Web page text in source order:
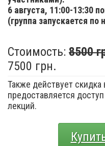
6 августа, 11:00-13:30
(группа запускается по
Стоимость: 8500
7500 грн.
Также действует
предоставляется
лекций.